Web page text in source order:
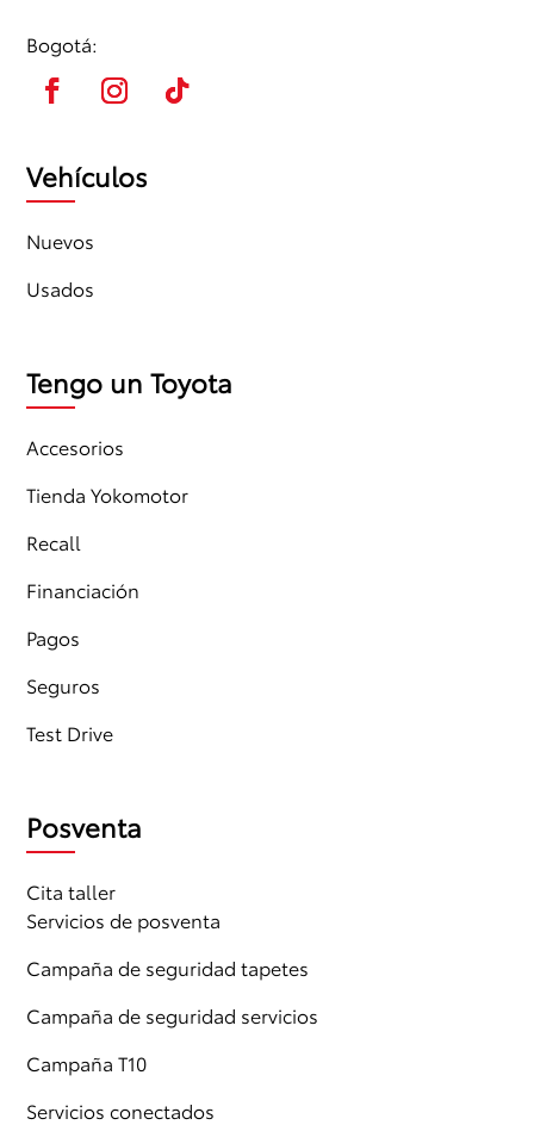
Bogotá:
Vehículos
Nuevos
Usados
Tengo un Toyota
Accesorios
Tienda Yokomotor
Recall
Financiación
Pagos
Seguros
Test Drive
Posventa
Cita taller
Servicios de posventa
Campaña de seguridad tapetes
Campaña de seguridad servicios
Campaña T10
Servicios conectados